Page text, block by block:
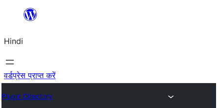
सामग्री
जाएं
Hindi
वर्डप्रेस प्राप्त करें
Plugin Directory